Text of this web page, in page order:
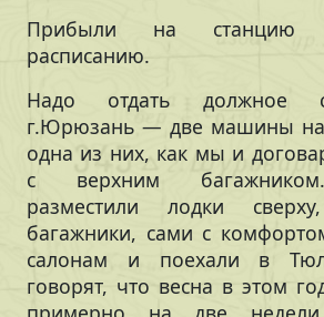
Прибыли на станцию
расписанию.
Надо отдать должное
г.Юрюзань — две машины
одна из них, как мы и
с верхним
разместили лодки
багажники, сами с
салонам и поехали в
говорят, что весна в этом